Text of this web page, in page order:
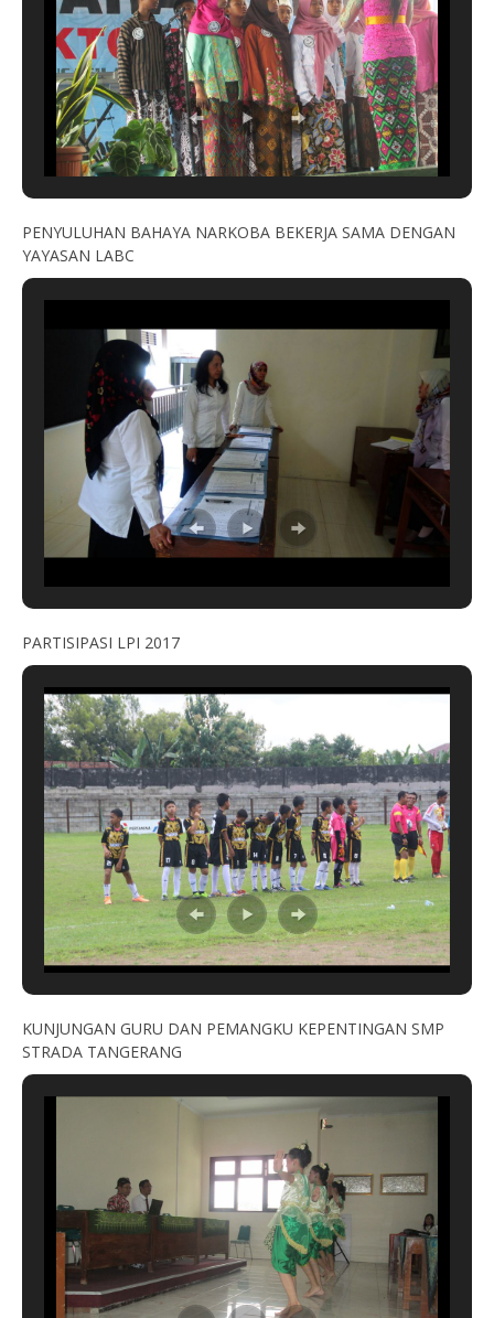
PENYULUHAN BAHAYA NARKOBA BEKERJA SAMA DENGAN
YAYASAN LABC
PARTISIPASI LPI 2017
KUNJUNGAN GURU DAN PEMANGKU KEPENTINGAN SMP
STRADA TANGERANG